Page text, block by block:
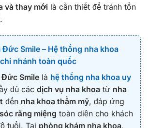
và thay mới là cần thiết để tránh tổn
Đức Smile – Hệ thống nha khoa
nhánh toàn quốc
Đức Smile là hệ thống nha khoa uy
đủ các dịch vụ nha khoa từ nha
đến nha khoa thẩm mỹ, đáp ứng
răng miệng toàn diện cho khách
tuổi. Tại phòng khám nha khoa,